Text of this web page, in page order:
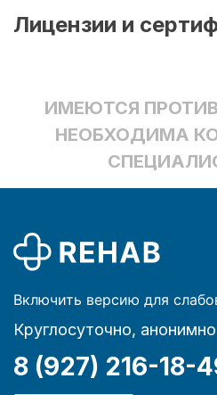
Лицензии и
ИМЕЮТСЯ
НЕОБХОДИМА
Включить версию для
Круглосуточно, анонимно
8 (927) 216-18-